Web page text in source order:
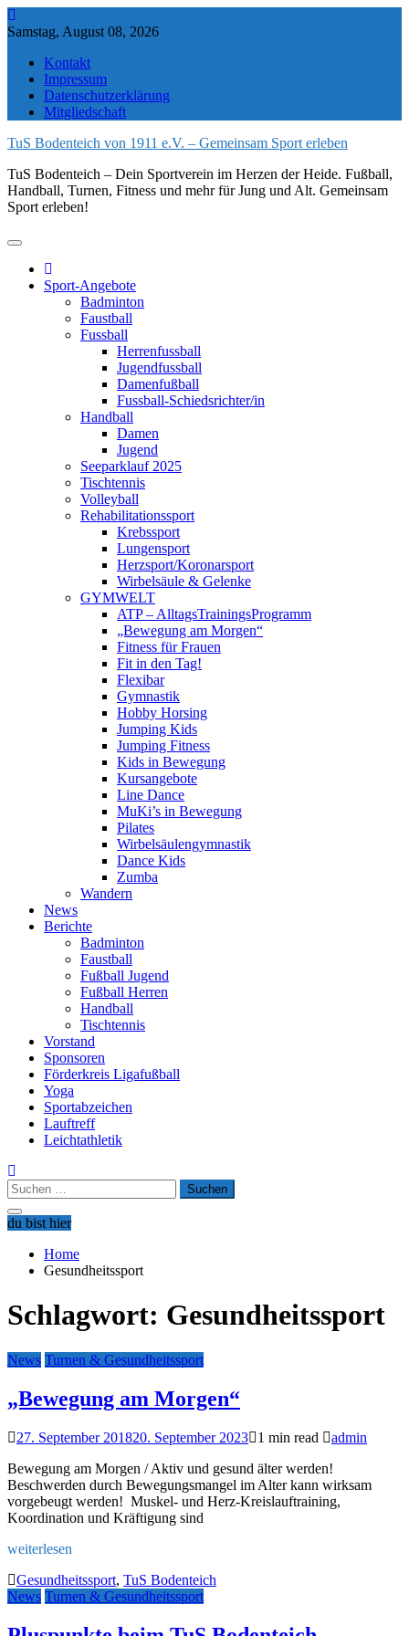
Skip
to
Samstag, August 08, 2026
Kontakt
Impressum
Datenschutzerklärung
Mitgliedschaft
TuS Bodenteich von 1911 e.V. – Gemeinsam Sport erleben
TuS Bodenteich – Dein Sportverein im Herzen der Heide. Fußball,
Handball, Turnen, Fitness und mehr für Jung und Alt. Gemeinsam
Sport erleben!
Sport-Angebote
Badminton
Faustball
Fussball
Herrenfussball
Jugendfussball
Damenfußball
Fussball-Schiedsrichter/in
Handball
Damen
Jugend
Seeparklauf 2025
Tischtennis
Volleyball
Rehabilitationssport
Krebssport
Lungensport
Herzsport/Koronarsport
Wirbelsäule & Gelenke
GYMWELT
ATP – AlltagsTrainingsProgramm
„Bewegung am Morgen“
Fitness für Frauen
Fit in den Tag!
Flexibar
Gymnastik
Hobby Horsing
Jumping Kids
Jumping Fitness
Kids in Bewegung
Kursangebote
Line Dance
MuKi’s in Bewegung
Pilates
Wirbelsäulengymnastik
Dance Kids
Zumba
Wandern
News
Berichte
Badminton
Faustball
Fußball Jugend
Fußball Herren
Handball
Tischtennis
Vorstand
Sponsoren
Förderkreis Ligafußball
Yoga
Sportabzeichen
Lauftreff
Leichtathletik
Suchen
nach:
du bist hier
Home
Gesundheitssport
Schlagwort: Gesundheitssport
News Turnen & Gesundheitssport
„Bewegung am Morgen“
27. September 201820. September 2023 1 min read
admin
Bewegung am Morgen / Aktiv und gesund älter werden!
Beschwerden durch Bewegungsmangel im Alter kann wirksam
vorgebeugt werden! Muskel- und Herz-Kreislauftraining,
Koordination und Kräftigung sind
weiterlesen
Gesundheitssport, TuS Bodenteich
News Turnen & Gesundheitssport